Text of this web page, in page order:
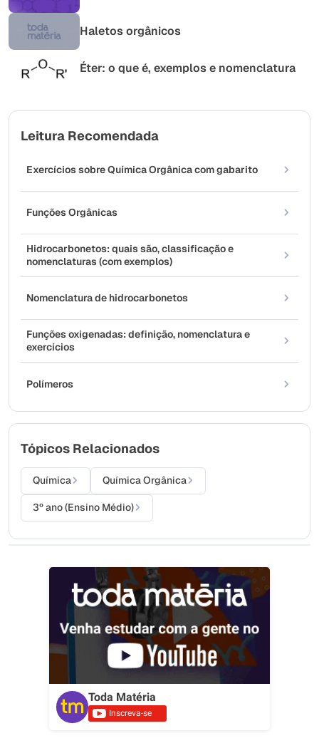
Haletos orgânicos
Éter: o que é, exemplos e nomenclatura
Leitura Recomendada
Exercícios sobre Química Orgânica com gabarito
Funções Orgânicas
Hidrocarbonetos: quais são, classificação e
nomenclaturas (com exemplos)
Nomenclatura de hidrocarbonetos
Funções oxigenadas: definição, nomenclatura e
exercícios
Polímeros
Tópicos Relacionados
Química Química Orgânica
3º ano (Ensino Médio)
Toda Matéria
Inscreva-se